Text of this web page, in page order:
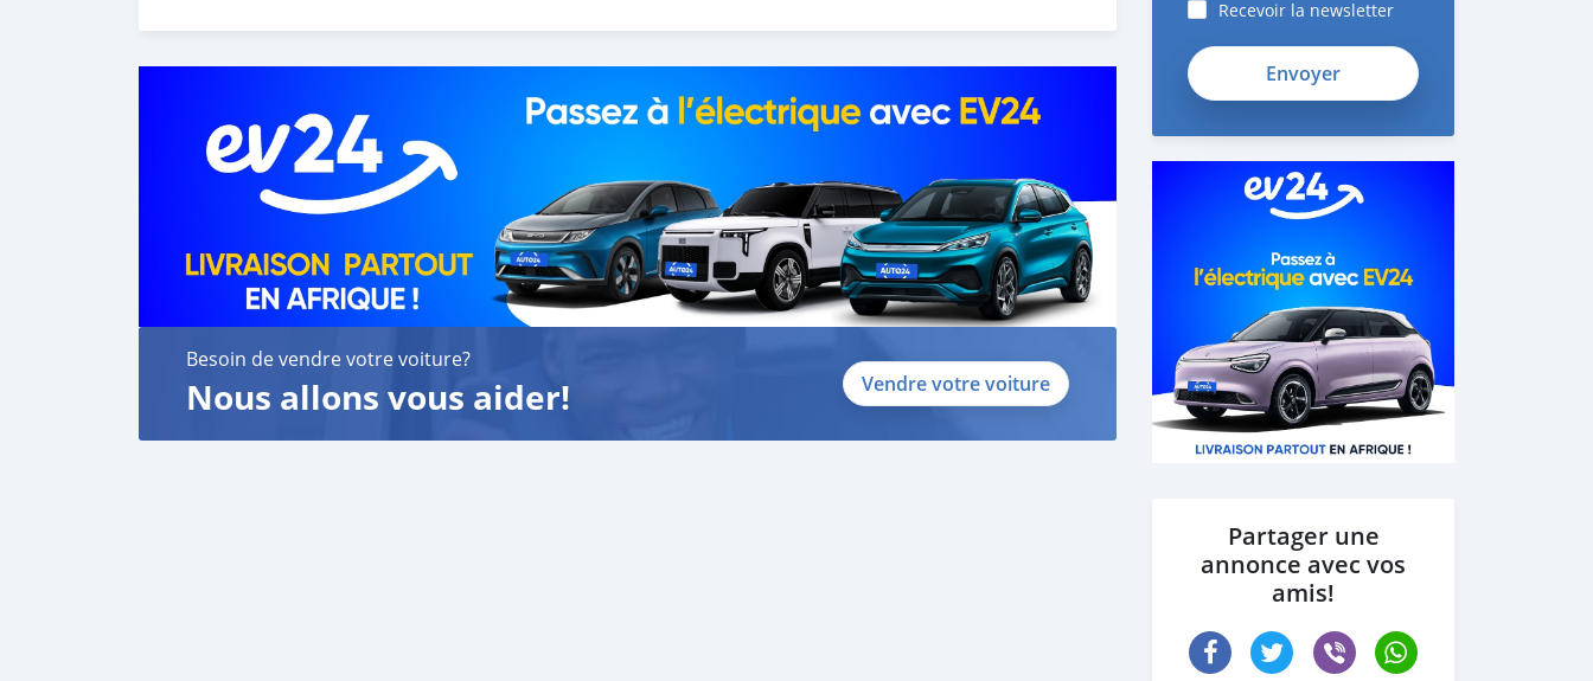
Besoin de vendre votre voiture?
Nous allons vous aider! Vendre votre voiture
Recevoir la newsletter
Partager une
annonce avec vos
amis!